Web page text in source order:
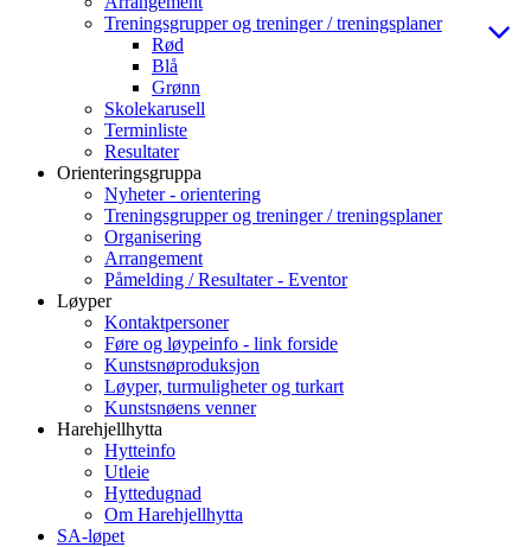
Treningsgrupper og treninger / treningsplaner
Rød
Blå
Grønn
Skolekarusell
Terminliste
Resultater
Orienteringsgruppa
Nyheter - orientering
Treningsgrupper og treninger / treningsplaner
Organisering
Arrangement
Påmelding / Resultater - Eventor
Løyper
Kontaktpersoner
Føre og løypeinfo - link forside
Kunstsnøproduksjon
Løyper, turmuligheter og turkart
Kunstsnøens venner
Harehjellhytta
Hytteinfo
Utleie
Hyttedugnad
Om Harehjellhytta
SA-løpet